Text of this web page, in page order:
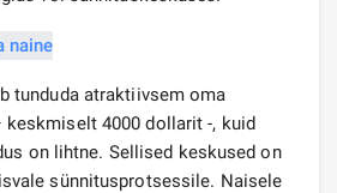
tunduda atraktiivsem oma
4000 dollarit -, kuid
on lihtne. Sellised keskused on
sünnitusprotsessile. Naisele